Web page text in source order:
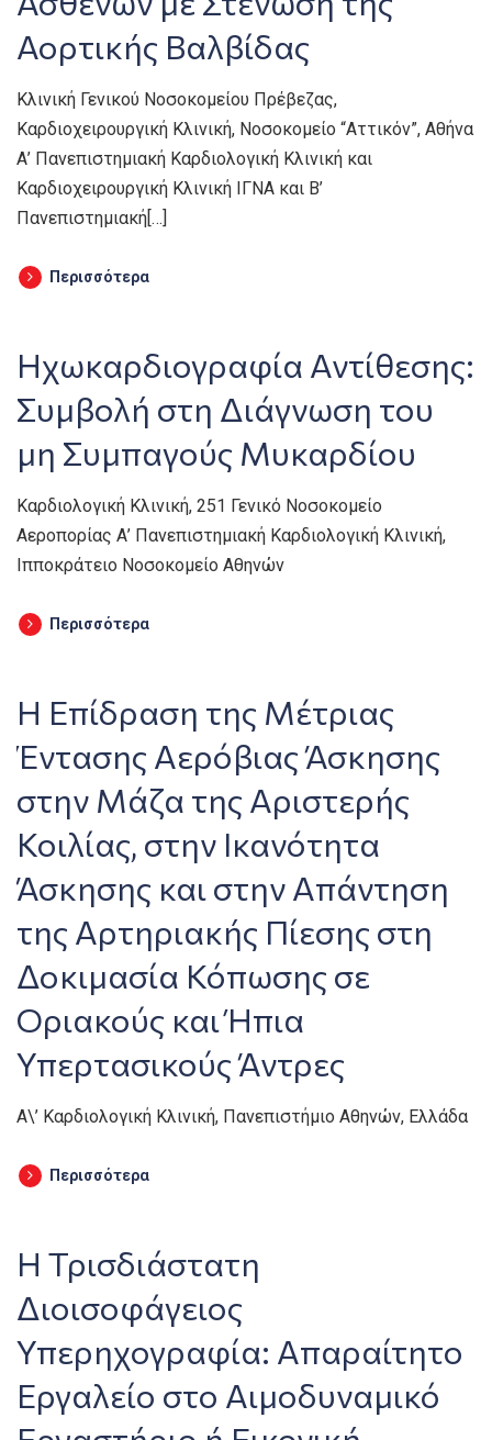
Αορτικής Βαλβίδας
Κλινική Γενικού Νοσοκομείου Πρέβεζας,
Καρδιοχειρουργική Κλινική, Νοσοκομείο “Αττικόν”, Αθήνα
Α’ Πανεπιστημιακή Καρδιολογική Κλινική και
Καρδιοχειρουργική Κλινική ΙΓΝΑ και Β’
Πανεπιστημιακή[…]
Περισσότερα
Ηχωκαρδιογραφία Αντίθεσης:
Συμβολή στη Διάγνωση του
μη Συμπαγούς Μυκαρδίου
Καρδιολογική Κλινική, 251 Γενικό Νοσοκομείο
Αεροπορίας Α’ Πανεπιστημιακή Καρδιολογική Κλινική,
Ιπποκράτειο Νοσοκομείο Αθηνών
Περισσότερα
Η Επίδραση της Μέτριας
Έντασης Αερόβιας Άσκησης
στην Μάζα της Αριστερής
Κοιλίας, στην Ικανότητα
Άσκησης και στην Απάντηση
της Αρτηριακής Πίεσης στη
Δοκιμασία Κόπωσης σε
Οριακούς και Ήπια
Υπερτασικούς Άντρες
Α\’ Καρδιολογική Κλινική, Πανεπιστήμιο Αθηνών, Ελλάδα
Περισσότερα
Η Τρισδιάστατη
Διοισοφάγειος
Υπερηχογραφία: Απαραίτητο
Εργαλείο στο Αιμοδυναμικό